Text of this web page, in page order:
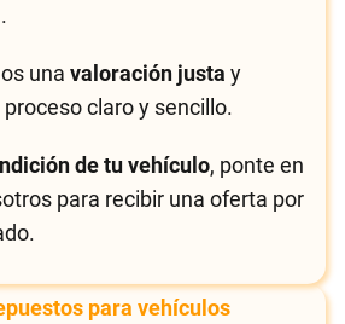
unavaloración justa y
claro y sencillo.
de tu vehículo, ponte en
para recibir una oferta por
para vehículos